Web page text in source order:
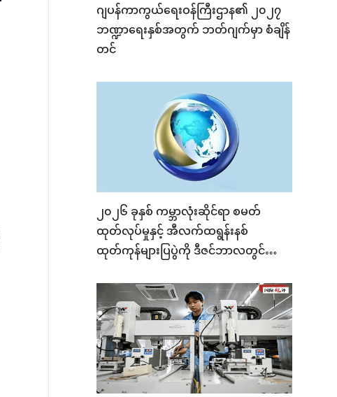
ဂျပန်ကာကွယ်ရေးဝန်ကြီးဌာန၏ ၂၀၂၇
ဘဏ္ဍာရေးနှစ်အတွက် ဘတ်ဂျက်မှာ စံချိန်
တင်
၂၀၂၆ ခုနှစ် ကမ္ဘာလုံးဆိုင်ရာ စမတ်
ထုတ်လုပ်မှုနှင့် အီလက်ထရွန်းနစ်
ထုတ်ကုန်များပြပွဲကို ဒီဇင်ဘာလတွင်